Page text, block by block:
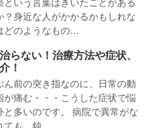
という言葉はきいたことがある
？身近な人がかかるかもしれな
どのようなもの…
らない！治療方法や症状、
！
ん前の突き指なのに、日常の動
が痛む・・・こうした症状で悩
と多いのです。 病院で異常がな